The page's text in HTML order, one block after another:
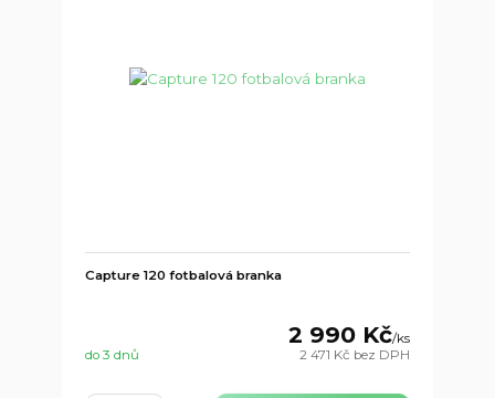
Capture 120 fotbalová branka
2 990 Kč/ks
2 471 Kč bez DPH
do 3 dnů